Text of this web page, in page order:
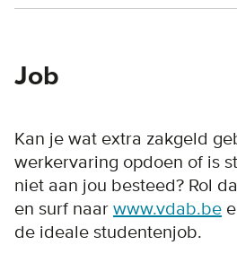
Job
Kan je wat extra zakgeld
werkervaring opdoen of is
niet aan jou besteed? Rol
en surf naar www.vdab.be
de ideale studentenjob.